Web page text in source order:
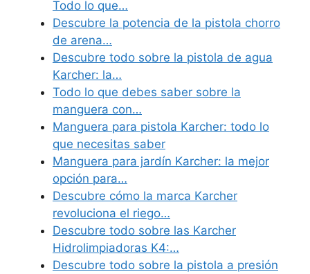
Todo lo que…
Descubre la potencia de la pistola chorro
de arena…
Descubre todo sobre la pistola de agua
Karcher: la…
Todo lo que debes saber sobre la
manguera con…
Manguera para pistola Karcher: todo lo
que necesitas saber
Manguera para jardín Karcher: la mejor
opción para…
Descubre cómo la marca Karcher
revoluciona el riego…
Descubre todo sobre las Karcher
Hidrolimpiadoras K4:…
Descubre todo sobre la pistola a presión